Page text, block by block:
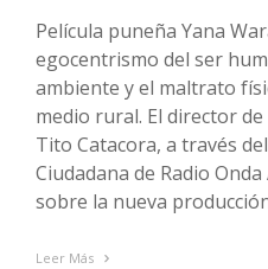
Película puneña Yana
egocentrismo del ser
ambiente y el maltrato
medio rural. El director
Tito Catacora, a través
Ciudadana de Radio
sobre la nueva
Leer Más